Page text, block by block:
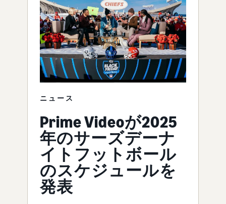
ニュース
Prime Videoが2025
年のサーズデーナ
イトフットボール
のスケジュールを
発表